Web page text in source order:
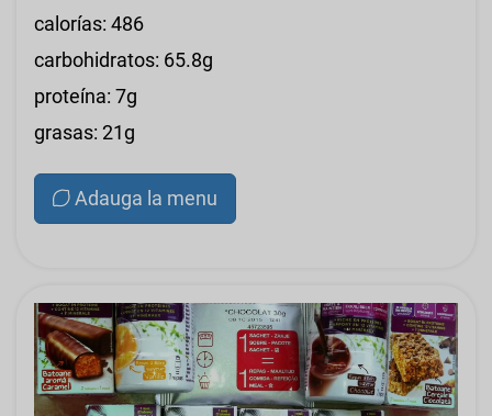
calorías: 486
carbohidratos: 65.8g
proteína: 7g
grasas: 21g
Adauga la menu